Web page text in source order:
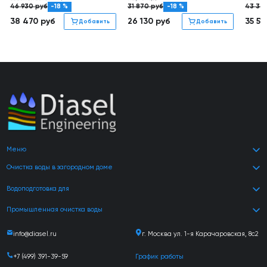
46 930руб -18 %
38 470 руб Добавить
31 870руб -18 %
26 130 руб Добавить
43
35
Меню
Очистка воды в загородном доме
Водоподготовка для
Промышленная очистка воды
info@diasel.ru г. Москва ул. 1-я Карачаровская, 8с2
+7 (499) 391-39-59 График работы